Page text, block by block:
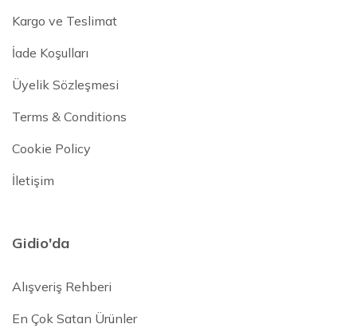
Kargo ve Teslimat
İade Koşulları
Üyelik Sözleşmesi
Terms & Conditions
Cookie Policy
İletişim
Gidio'da
Alışveriş Rehberi
En Çok Satan Ürünler